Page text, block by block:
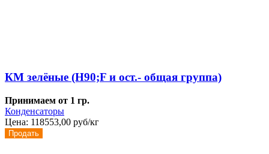
КМ зелёные (H90;F и ост.- общая группа)
Принимаем от 1 гр.
Конденсаторы
Цена: 118553,00 руб/кг
Продать